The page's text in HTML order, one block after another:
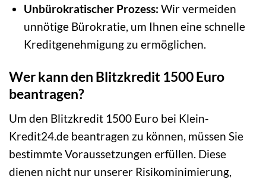
Unbürokratischer Prozess: Wir vermeiden
unnötige Bürokratie, um Ihnen eine schnelle
Kreditgenehmigung zu ermöglichen.
Wer kann den Blitzkredit 1500 Euro
beantragen?
Um den Blitzkredit 1500 Euro bei Klein-
Kredit24.de beantragen zu können, müssen Sie
bestimmte Voraussetzungen erfüllen. Diese
dienen nicht nur unserer Risikominimierung,